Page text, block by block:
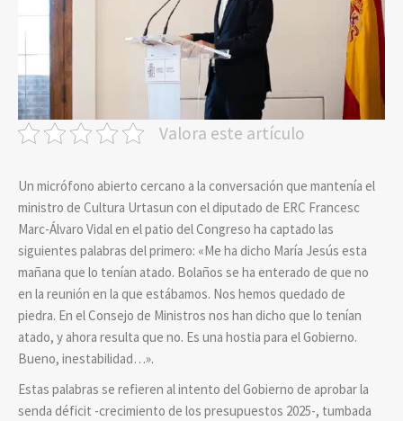
Valora este artículo
Un micrófono abierto cercano a la conversación que mantenía el
ministro de Cultura Urtasun con el diputado de ERC Francesc
Marc-Álvaro Vidal en el patio del Congreso ha captado las
siguientes palabras del primero: «Me ha dicho María Jesús esta
mañana que lo tenían atado. Bolaños se ha enterado de que no
en la reunión en la que estábamos. Nos hemos quedado de
piedra. En el Consejo de Ministros nos han dicho que lo tenían
atado, y ahora resulta que no. Es una hostia para el Gobierno.
Bueno, inestabilidad…».
Estas palabras se refieren al intento del Gobierno de aprobar la
senda déficit -crecimiento de los presupuestos 2025-, tumbada